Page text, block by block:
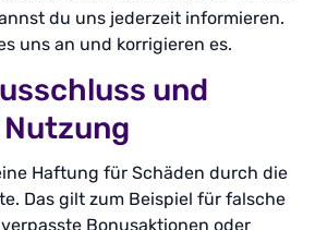
du uns jederzeit informieren.
uns an und korrigieren es.
und
Nutzung
Haftung für Schäden durch die
Das gilt zum Beispiel für falsche
Bonusaktionen oder